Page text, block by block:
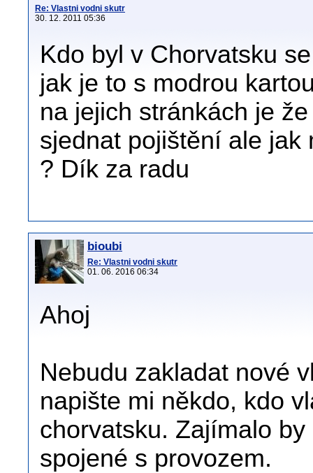
Re: Vlastni vodni skutr
30. 12. 2011 05:36
Kdo byl v Chorvatsku
jak je to s modrou
na jejich stránkách je
sjednat pojištění ale jak
? Dík za radu
bioubi
Re: Vlastni vodni skutr
01. 06. 2016 06:34
Ahoj
Nebudu zakladat nové
napište mi někdo, kdo
chorvatsku. Zajímalo
spojené s provozem.